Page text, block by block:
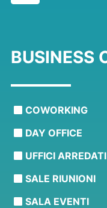
BUSINESS
COWORKING
DAY OFFICE
UFFICI ARREDATI
SALE RIUNIONI
SALA EVENTI